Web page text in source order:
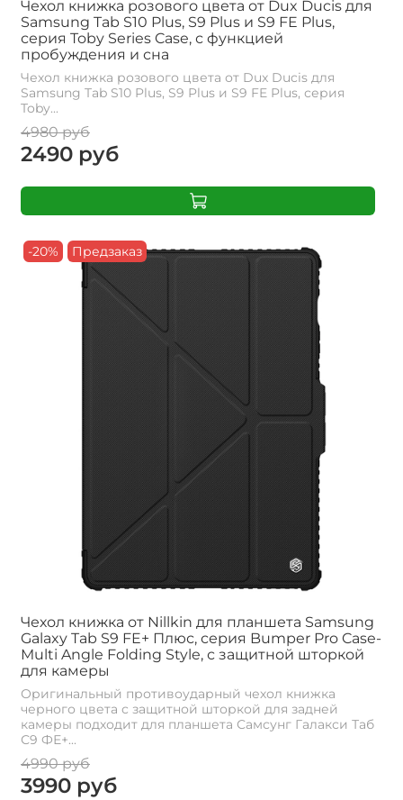
Чехол книжка розового цвета от Dux Ducis для
Samsung Tab S10 Plus, S9 Plus и S9 FE Plus,
серия Toby Series Case, с функцией
пробуждения и сна
Чехол книжка розового цвета от Dux Ducis для
Samsung Tab S10 Plus, S9 Plus и S9 FE Plus, серия
Toby...
4980 руб
2490 руб
-20% Предзаказ
Чехол книжка от Nillkin для планшета Samsung
Galaxy Tab S9 FE+ Плюс, серия Bumper Pro Case-
Multi Angle Folding Style, с защитной шторкой
для камеры
Оригинальный противоударный чехол книжка
черного цвета с защитной шторкой для задней
камеры подходит для планшета Самсунг Галакси Таб
С9 ФЕ+...
4990 руб
3990 руб